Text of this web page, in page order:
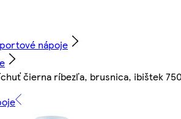
nápoje
čierna ríbezľa, brusnica, ibištek